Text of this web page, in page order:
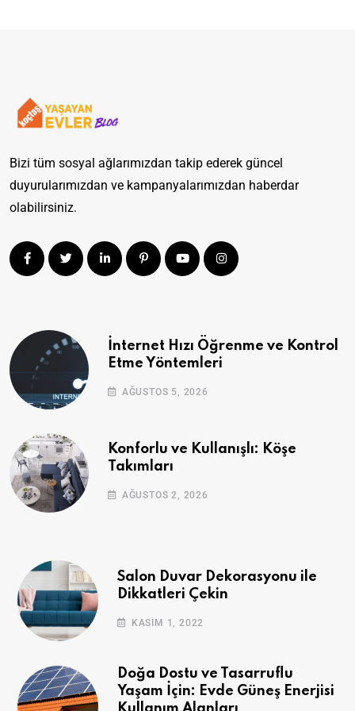
Bizi tüm sosyal ağlarımızdan takip ederek güncel
duyurularımızdan ve kampanyalarımızdan haberdar
olabilirsiniz.
İnternet Hızı Öğrenme ve Kontrol
Etme Yöntemleri
AĞUSTOS 5, 2026
Konforlu ve Kullanışlı: Köşe
Takımları
AĞUSTOS 2, 2026
Salon Duvar Dekorasyonu ile
Dikkatleri Çekin
KASIM 1, 2022
Doğa Dostu ve Tasarruflu
Yaşam İçin: Evde Güneş Enerjisi